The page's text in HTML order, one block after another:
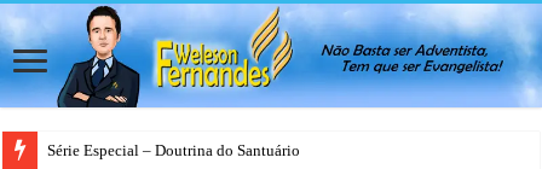
Série Especial – Doutrina do Santuário